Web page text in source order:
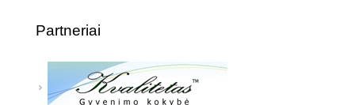
Partneriai